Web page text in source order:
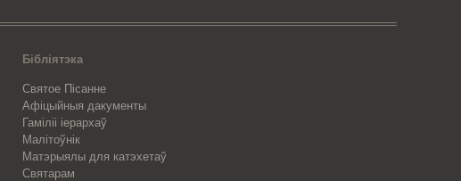
Бібліятэка
Святое Пісанне
Афіцыйныя дакументы
Гаміліі іерархаў
Малітоўнік
Матэрыялы для катэхетаў
Святарам